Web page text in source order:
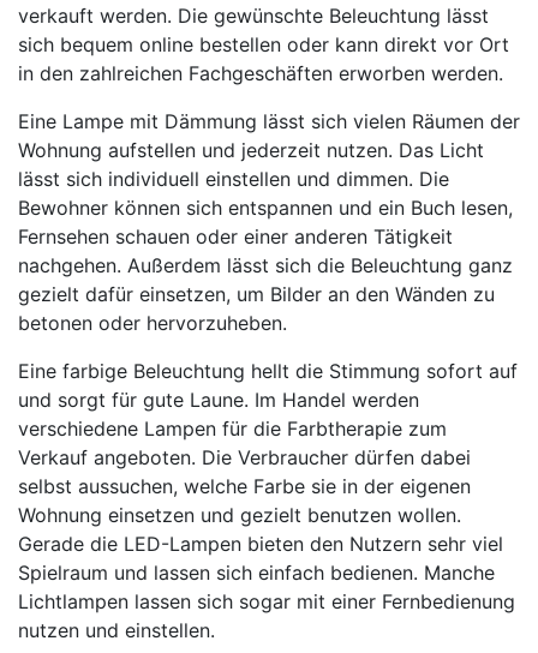
verkauft werden. Die gewünschte Beleuchtung lässt
sich bequem online bestellen oder kann direkt vor Ort
in den zahlreichen Fachgeschäften erworben werden.
Eine Lampe mit Dämmung lässt sich vielen Räumen der
Wohnung aufstellen und jederzeit nutzen. Das Licht
lässt sich individuell einstellen und dimmen. Die
Bewohner können sich entspannen und ein Buch lesen,
Fernsehen schauen oder einer anderen Tätigkeit
nachgehen. Außerdem lässt sich die Beleuchtung ganz
gezielt dafür einsetzen, um Bilder an den Wänden zu
betonen oder hervorzuheben.
Eine farbige Beleuchtung hellt die Stimmung sofort auf
und sorgt für gute Laune. Im Handel werden
verschiedene Lampen für die Farbtherapie zum
Verkauf angeboten. Die Verbraucher dürfen dabei
selbst aussuchen, welche Farbe sie in der eigenen
Wohnung einsetzen und gezielt benutzen wollen.
Gerade die LED-Lampen bieten den Nutzern sehr viel
Spielraum und lassen sich einfach bedienen. Manche
Lichtlampen lassen sich sogar mit einer Fernbedienung
nutzen und einstellen.